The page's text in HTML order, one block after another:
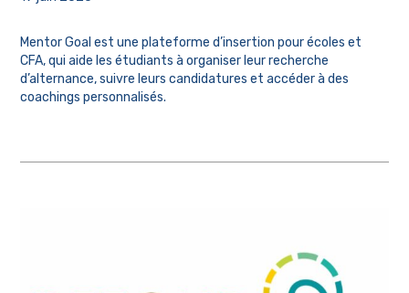
Mentor Goal est une plateforme d’insertion pour écoles et
CFA, qui aide les étudiants à organiser leur recherche
d’alternance, suivre leurs candidatures et accéder à des
coachings personnalisés.